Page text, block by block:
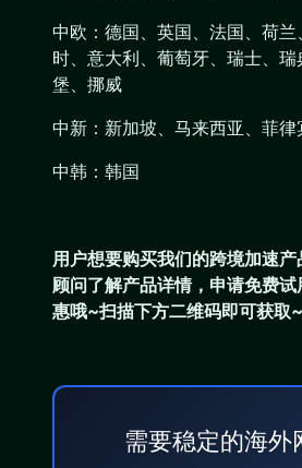
中欧：德国、英国、法国、荷
时、意大利、葡萄牙、瑞士、
堡、挪威
中新：新加坡、马来西亚、菲律
中韩：韩国
用户想要购买我们的跨境加速产
顾问了解产品详情，申请免费
惠哦~扫描下方二维码即可获取~
需要稳定的海外